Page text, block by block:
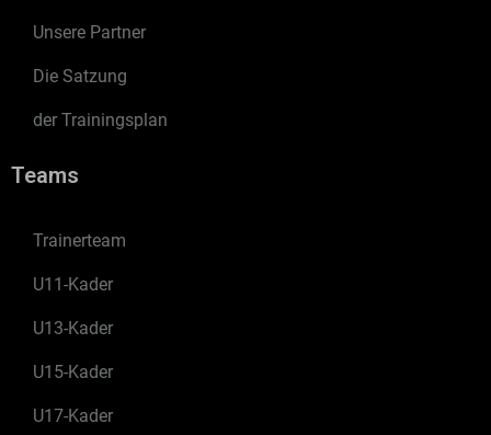
Unsere Partner
Die Satzung
der Trainingsplan
Teams
Trainerteam
U11-Kader
U13-Kader
U15-Kader
U17-Kader